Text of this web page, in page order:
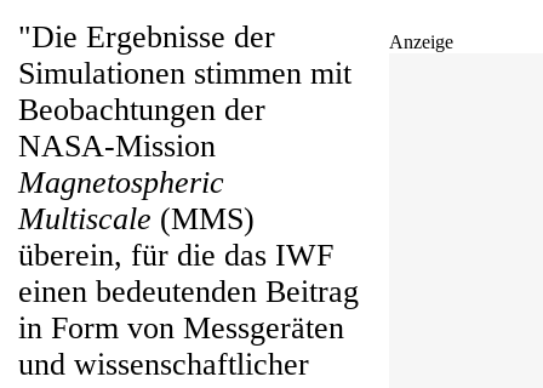
Anzeige
"Die Ergebnisse der
Simulationen stimmen mit
Beobachtungen der
NASA-Mission
Magnetospheric
Multiscale (MMS)
überein, für die das IWF
einen bedeutenden Beitrag
in Form von Messgeräten
und wissenschaftlicher